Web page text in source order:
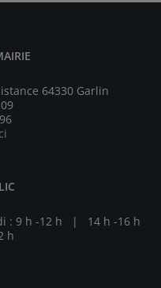
64330 Garlin
: 9 h -12 h | 14 h -16 h
h